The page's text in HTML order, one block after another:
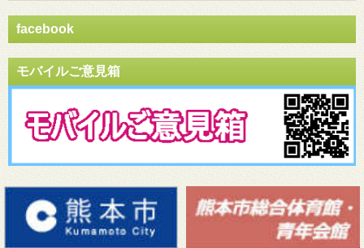
facebook
モバイルご意見箱